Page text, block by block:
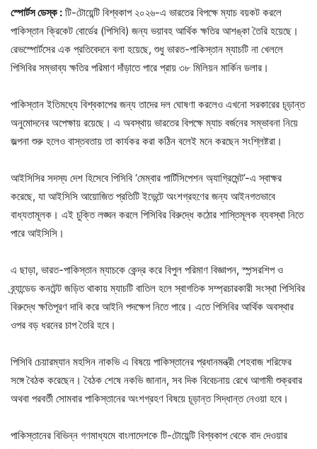
স্পোর্টস ডেস্ক : টি-টোয়েন্টি বিশ্বকাপ ২০২৬-এ ভারতের বিপক্ষে ম্যাচ বয়কট করলে
পাকিস্তান ক্রিকেট বোর্ডের (পিসিবি) জন্য ভয়াবহ আর্থিক ক্ষতির আশঙ্কা তৈরি হয়েছে।
রেভস্পোর্টসের এক প্রতিবেদনে বলা হয়েছে, শুধু ভারত-পাকিস্তান ম্যাচটি না খেললে
পিসিবির সম্ভাব্য ক্ষতির পরিমাণ দাঁড়াতে পারে প্রায় ৩৮ মিলিয়ন মার্কিন ডলার।
পাকিস্তান ইতিমধ্যে বিশ্বকাপের জন্য তাদের দল ঘোষণা করলেও এখনো সরকারের চূড়ান্ত
অনুমোদনের অপেক্ষায় রয়েছে। এ অবস্থায় ভারতের বিপক্ষে ম্যাচ বর্জনের সম্ভাবনা নিয়ে
জল্পনা শুরু হলেও বাস্তবতায় তা কার্যকর করা কঠিন বলেই মনে করছেন সংশ্লিষ্টরা।
আইসিসির সদস্য দেশ হিসেবে পিসিবি ‘মেম্বার পার্টিসিপেশন অ্যাগ্রিমেন্ট’-এ স্বাক্ষর
করেছে, যা আইসিসি আয়োজিত প্রতিটি ইভেন্টে অংশগ্রহণের জন্য আইনগতভাবে
বাধ্যতামূলক। এই চুক্তি লঙ্ঘন করলে পিসিবির বিরুদ্ধে কঠোর শাস্তিমূলক ব্যবস্থা নিতে
পারে আইসিসি।
এ ছাড়া, ভারত-পাকিস্তান ম্যাচকে কেন্দ্র করে বিপুল পরিমাণ বিজ্ঞাপন, স্পন্সরশিপ ও
ব্র্যান্ডেড কনটেন্ট জড়িত থাকায় ম্যাচটি বাতিল হলে স্বাগতিক সম্প্রচারকারী সংস্থা পিসিবির
বিরুদ্ধে ক্ষতিপূরণ দাবি করে আইনি পদক্ষেপ নিতে পারে। এতে পিসিবির আর্থিক অবস্থার
ওপর বড় ধরনের চাপ তৈরি হবে।
পিসিবি চেয়ারম্যান মহসিন নাকভি এ বিষয়ে পাকিস্তানের প্রধানমন্ত্রী শেহবাজ শরিফের
সঙ্গে বৈঠক করেছেন। বৈঠক শেষে নকভি জানান, সব দিক বিবেচনায় রেখে আগামী শুক্রবার
অথবা পরবর্তী সোমবার পাকিস্তানের অংশগ্রহণ বিষয়ে চূড়ান্ত সিদ্ধান্ত নেওয়া হবে।
পাকিস্তানের বিভিন্ন গণমাধ্যমে বাংলাদেশকে টি-টোয়েন্টি বিশ্বকাপ থেকে বাদ দেওয়ার